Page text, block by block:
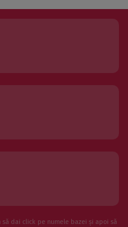
dai click pe numele bazei și apoi să